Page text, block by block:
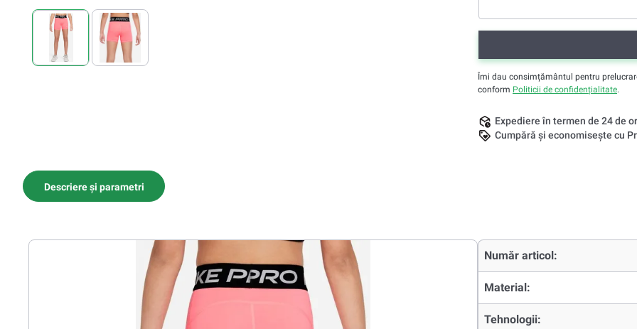
Îmi dau consimțământul pentru
conform Politicii de confidențialitate.
Expediere în termen de 24 de
Cumpără și economisește cu
Descriere și parametri
Număr articol:
Material:
Tehnologii: